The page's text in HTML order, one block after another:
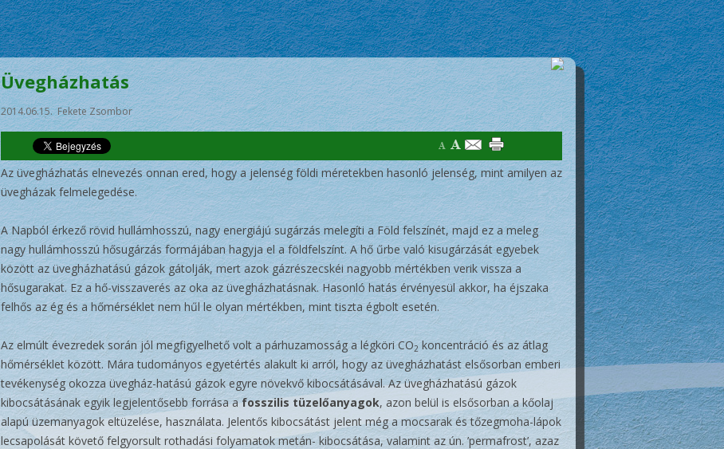
Üvegházhatás
2014.06.15. Fekete Zsombor
Az üvegházhatás elnevezés onnan ered, hogy a jelenség földi méretekben hasonló jelenség, mint amilyen az
üvegházak felmelegedése.
A Napból érkező rövid hullámhosszú, nagy energiájú sugárzás melegíti a Föld felszínét, majd ez a meleg
nagy hullámhosszú hősugárzás formájában hagyja el a földfelszínt. A hő űrbe való kisugárzását egyebek
között az üvegházhatású gázok gátolják, mert azok gázrészecskéi nagyobb mértékben verik vissza a
hősugarakat. Ez a hő-visszaverés az oka az üvegházhatásnak. Hasonló hatás érvényesül akkor, ha éjszaka
felhős az ég és a hőmérséklet nem hűl le olyan mértékben, mint tiszta égbolt esetén.
Az elmúlt évezredek során jól megfigyelhető volt a párhuzamosság a légköri CO2koncentráció és az átlag
hőmérséklet között. Mára tudományos egyetértés alakult ki arról, hogy az üvegházhatást elsősorban emberi
tevékenység okozza üvegház-hatású gázok egyre növekvő kibocsátásával. Az üvegházhatású gázok
kibocsátásának egyik legjelentősebb forrása afosszilis tüzelőanyagok, azon belül is elsősorban a kőolaj
alapú üzemanyagok eltüzelése, használata. Jelentős kibocsátást jelent még a mocsarak és tőzegmoha-lápok
lecsapolását követő felgyorsult rothadási folyamatok metán- kibocsátása, valamint az ún. ’permafrost’, azaz